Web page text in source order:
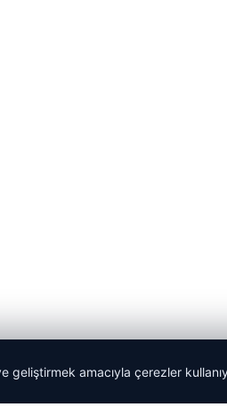
geliştirmek amacıyla çerezler